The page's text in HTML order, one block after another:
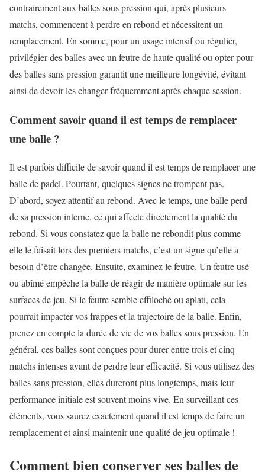
contrairement aux balles sous pression qui, après plusieurs
matchs, commencent à perdre en rebond et nécessitent un
remplacement. En somme, pour un usage intensif ou régulier,
privilégier des balles avec un feutre de haute qualité ou opter pour
des balles sans pression garantit une meilleure longévité, évitant
ainsi de devoir les changer fréquemment après chaque session.
Comment savoir quand il est temps de remplacer
une balle ?
Il est parfois difficile de savoir quand il est temps de remplacer une
balle de padel. Pourtant, quelques signes ne trompent pas.
D’abord, soyez attentif au rebond. Avec le temps, une balle perd
de sa pression interne, ce qui affecte directement la qualité du
rebond. Si vous constatez que la balle ne rebondit plus comme
elle le faisait lors des premiers matchs, c’est un signe qu’elle a
besoin d’être changée. Ensuite, examinez le feutre. Un feutre usé
ou abîmé empêche la balle de réagir de manière optimale sur les
surfaces de jeu. Si le feutre semble effiloché ou aplati, cela
pourrait impacter vos frappes et la trajectoire de la balle. Enfin,
prenez en compte la durée de vie de vos balles sous pression. En
général, ces balles sont conçues pour durer entre trois et cinq
matchs intenses avant de perdre leur efficacité. Si vous utilisez des
balles sans pression, elles dureront plus longtemps, mais leur
performance initiale est souvent moins vive. En surveillant ces
éléments, vous saurez exactement quand il est temps de faire un
remplacement et ainsi maintenir une qualité de jeu optimale !
Comment bien conserver ses balles de